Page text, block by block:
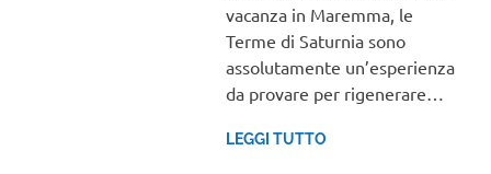
vacanza in Maremma, le
Terme di Saturnia sono
assolutamente un’esperienza
da provare per rigenerare…
LEGGI TUTTO